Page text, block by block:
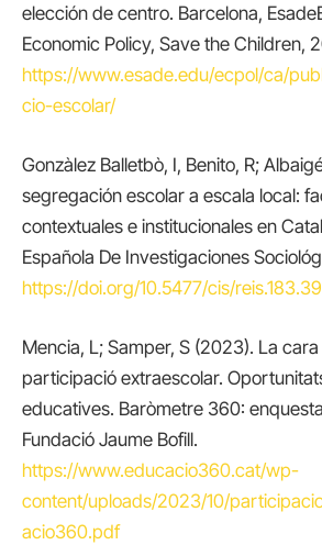
elección de centro. Barcelona,
Economic Policy, Save the Children,
https://www.esade.edu/ecpol/ca/
cio-escolar/
Gonzàlez Balletbò, I, Benito, R;
segregación escolar a escala local:
contextuales e institucionales en
Española De Investigaciones
https://doi.org/10.5477/cis/reis.183.39
Mencia, L; Samper, S (2023). La
participació extraescolar.
educatives. Baròmetre 360:
Fundació Jaume Bofill.
https://www.educacio360.cat/wp-
content/uploads/2023/10/
acio360.pdf